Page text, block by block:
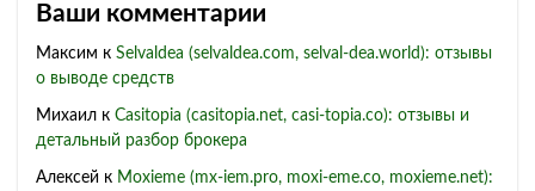
Ваши комментарии
Максим к Selvaldea (selvaldea.com, selval-dea.world): отзывы
о выводе средств
Михаил к Casitopia (casitopia.net, casi-topia.co): отзывы и
детальный разбор брокера
Алексей к Moxieme (mx-iem.pro, moxi-eme.co, moxieme.net):